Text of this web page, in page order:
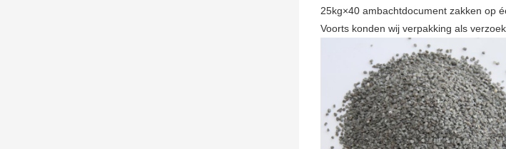
25kg×40 ambachtdocument zakken op
Voorts konden wij verpakking als